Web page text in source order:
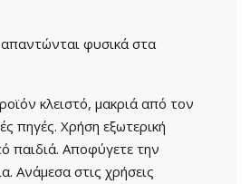
φυσικά στα
κλειστό, μακριά από τον
πηγές. Χρήση εξωτερική
παιδιά. Αποφύγετε την
Ανάμεσα στις χρήσεις